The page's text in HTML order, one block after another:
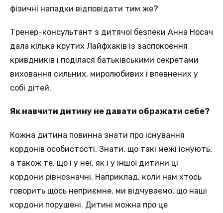
фізичні нападки відповідати тим же?
Тренер-консультант з дитячої безпеки Анна Носач
дала кілька крутих Лайфхаків із заспокоєння
кривдників і поділася батьківськими секретами
виховання сильних, миролюбивих і впевнених у
собі дітей.
Як навчити дитину не давати ображати себе?
Кожна дитина повинна знати про існування
кордонів особистості. Знати, що такі межі існують,
а також те, що і у неї, як і у іншої дитини ці
кордони рівнозначні. Наприклад, коли нам хтось
говорить щось неприємне, ми відчуваємо, що наші
кордони порушені. Дитині можна про це